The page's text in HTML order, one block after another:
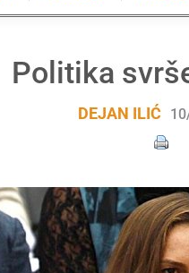
Politika
DEJAN ILIĆ